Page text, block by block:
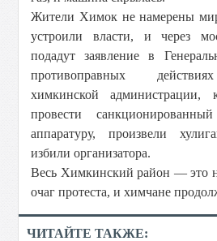
Жители Химок не намерены
устроили власти, и через
подадут заявление в
противоправных
химкинской администрации,
провести
аппаратуру, произвели
избили организатора.
Весь Химкинский район — это
очаг протеста, и химчане
ЧИТАЙТЕ ТАКЖЕ: